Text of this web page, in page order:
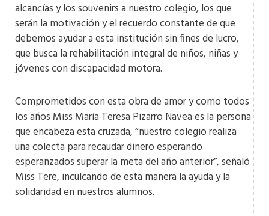
alcancías y los souvenirs a nuestro colegio, los que
serán la motivación y el recuerdo constante de que
debemos ayudar a esta institución sin fines de lucro,
que busca la rehabilitación integral de niños, niñas y
jóvenes con discapacidad motora.
Comprometidos con esta obra de amor y como todos
los años Miss María Teresa Pizarro Navea es la persona
que encabeza esta cruzada, “nuestro colegio realiza
una colecta para recaudar dinero esperando
esperanzados superar la meta del año anterior”, señaló
Miss Tere, inculcando de esta manera la ayuda y la
solidaridad en nuestros alumnos.